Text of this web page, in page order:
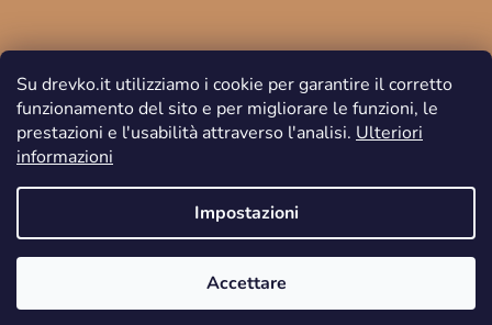
Su drevko.it utilizziamo i cookie per garantire il corretto
funzionamento del sito e per migliorare le funzioni, le
prestazioni e l'usabilità attraverso l'analisi. Ulteriori
informazioni
Impostazioni
Accettare
Creato da Shoptet